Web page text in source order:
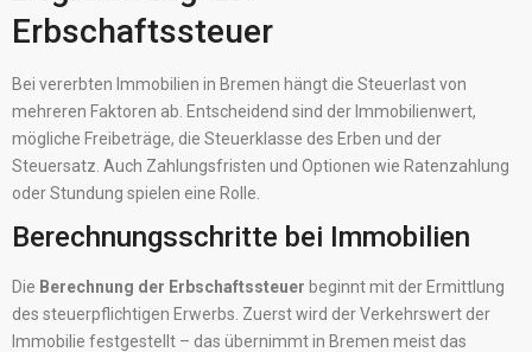
Erbschaftssteuer
Bei vererbten Immobilien in Bremen hängt die Steuerlast von
mehreren Faktoren ab. Entscheidend sind der Immobilienwert,
mögliche Freibeträge, die Steuerklasse des Erben und der
Steuersatz. Auch Zahlungsfristen und Optionen wie Ratenzahlung
oder Stundung spielen eine Rolle.
Berechnungsschritte bei Immobilien
Die Berechnung der Erbschaftssteuer beginnt mit der Ermittlung
des steuerpflichtigen Erwerbs. Zuerst wird der Verkehrswert der
Immobilie festgestellt – das übernimmt in Bremen meist das